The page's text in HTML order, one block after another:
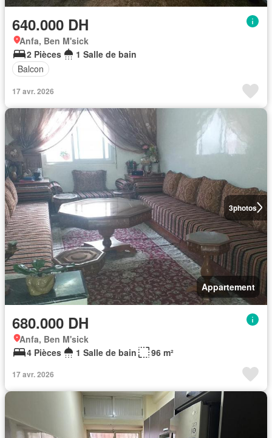
640.000 DH
Anfa, Ben M'sick
2 Pièces
1 Salle de bain
Balcon
17 avr. 2026
3photos
Appartement
680.000 DH
Anfa, Ben M'sick
4 Pièces
1 Salle de bain 96 m²
17 avr. 2026